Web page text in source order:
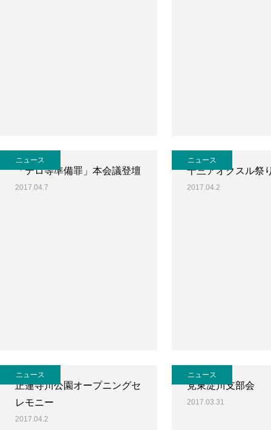
ニュース
「テロ等準備罪」本会議登壇
2017.04.7
ニュース
十三アオクスル祭
2017.04.2
ニュース
正蓮寺川公園オープニングセ
レモニー
2017.04.2
ニュース
党東淀川支部会
2017.03.31